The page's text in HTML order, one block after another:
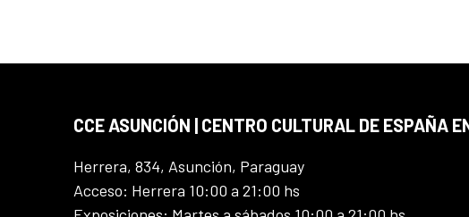
CCE ASUNCIÓN | CENTRO CULTURAL DE ESPAÑA
Herrera, 834, Asunción, Paraguay
Acceso: Herrera 10:00 a 21:00 hs